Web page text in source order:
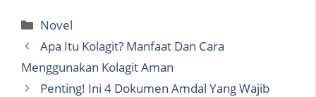
Categories
Novel
Apa Itu Kolagit? Manfaat Dan Cara
Menggunakan Kolagit Aman
Penting! Ini 4 Dokumen Amdal Yang Wajib